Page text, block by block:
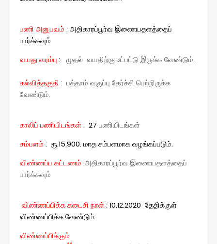
பணி அனுபவம் : அதிகாரப்பூர்வ இணையதளத்தைப்
பார்க்கவும்
வயது வரம்பு : முதல் வயதிற்கு உட்பட்டு இருக்க வேண்டும்.
கல்வித்தகுதி : பத்தாம் வகுப்பு தேர்ச்சி பெற்றிருக்க
வேண்டும்.
காலிப் பணியிடங்கள்: 27 பணியிடங்கள்
சம்பளம் : ரூ.15,900. மாத சம்பளமாக வழங்கப்படும்.
விண்ணப்ப கட்டணம் :அதிகாரப்பூர்வ இணையதளத்தைப்
பார்க்கவும்
விண்ணப்பிக்க கடைசி நாள்: 10.12.2020 தேதிக்குள்
விண்ணப்பிக்க வேண்டும்.
விண்ணப்பிக்கும்